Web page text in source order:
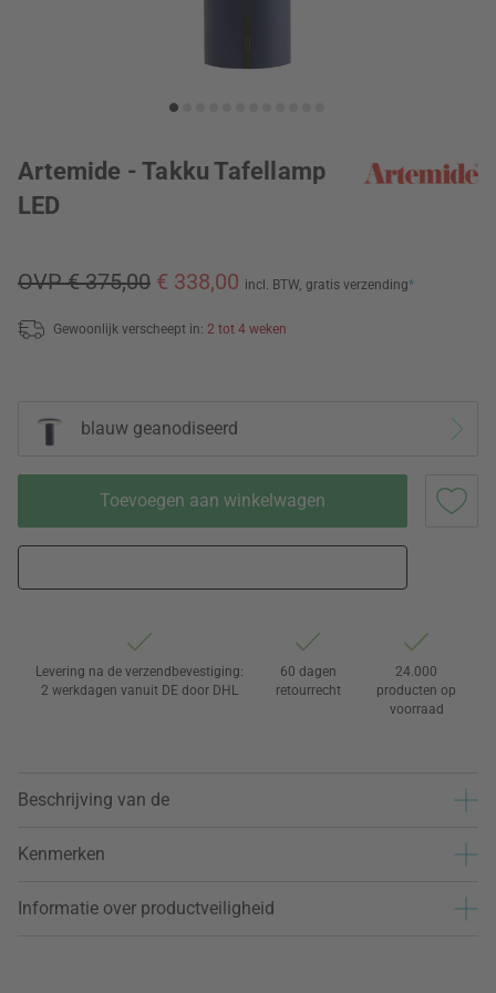
Artemide - Takku Tafellamp
LED
OVP € 375,00 € 338,00 incl. BTW, gratis verzending*
Gewoonlijk verscheept in: 2 tot 4 weken
blauw geanodiseerd
Toevoegen aan winkelwagen
Levering na de verzendbevestiging:
2 werkdagen vanuit DE door DHL
60 dagen
retourrecht
24.000
producten op
voorraad
Beschrijving van de
Kenmerken
Informatie over productveiligheid